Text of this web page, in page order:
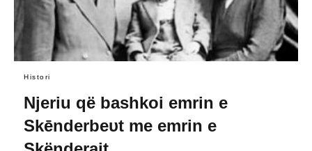
Histori
Njeriu që bashkoi emrin e
Skēnderbeυt me emrin e